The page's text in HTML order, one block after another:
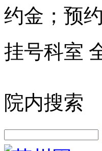
约金；预
挂号科室
院内搜索